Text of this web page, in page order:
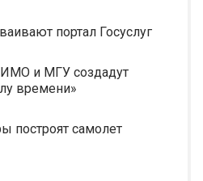
портал Госуслуг
и МГУ создадут
времени»
построят самолет